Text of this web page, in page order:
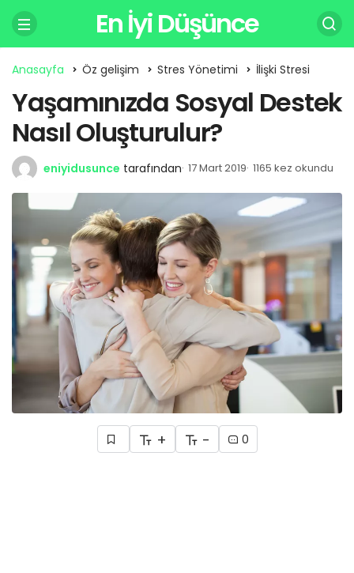
En İyi Düşünce
Anasayfa Öz gelişim Stres Yönetimi İlişki Stresi
Yaşamınızda Sosyal Destek
Nasıl Oluşturulur?
eniyidusunce tarafından 17 Mart 2019 1165 kez okundu
+ - 0